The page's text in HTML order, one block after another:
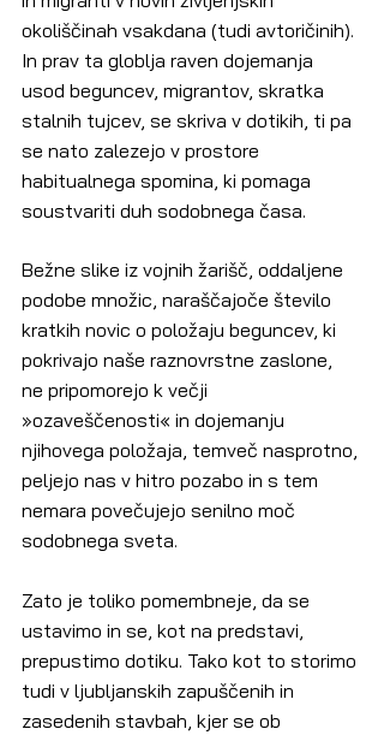
okoliščinah vsakdana (tudi avtoričinih).
In prav ta globlja raven dojemanja
usod beguncev, migrantov, skratka
stalnih tujcev, se skriva v dotikih, ti pa
se nato zalezejo v prostore
habitualnega spomina, ki pomaga
soustvariti duh sodobnega časa.
Bežne slike iz vojnih žarišč, oddaljene
podobe množic, naraščajoče število
kratkih novic o položaju beguncev, ki
pokrivajo naše raznovrstne zaslone,
ne pripomorejo k večji
»ozaveščenosti« in dojemanju
njihovega položaja, temveč nasprotno,
peljejo nas v hitro pozabo in s tem
nemara povečujejo senilno moč
sodobnega sveta.
Zato je toliko pomembneje, da se
ustavimo in se, kot na predstavi,
prepustimo dotiku. Tako kot to storimo
tudi v ljubljanskih zapuščenih in
zasedenih stavbah, kjer se ob